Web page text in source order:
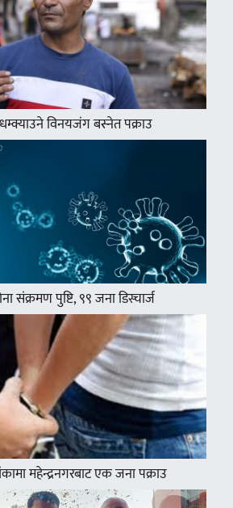
विनयजंग बस्नेत पक्राउ
संक्रमण पुष्टि, ९९ जना डिस्चार्ज
महेन्द्रनगरबाट एक जना पक्राउ